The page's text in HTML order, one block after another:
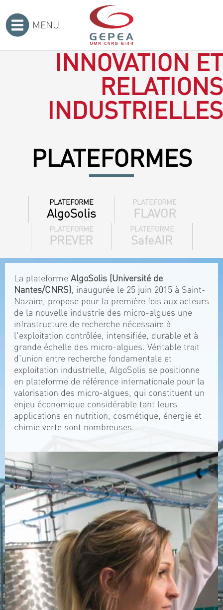
MENU
INNOVATION ET
RELATIONS
INDUSTRIELLES
PLATEFORMES
PLATEFORME
AlgoSolis
PLATEFORME
FLAVOR
PLATEFORME
PREVER
PLATEFORME
SafeAIR
La plateforme AlgoSolis (Université de
Nantes/CNRS), inaugurée le 25 juin 2015 à Saint-
Nazaire, propose pour la première fois aux acteurs
de la nouvelle industrie des micro-algues une
infrastructure de recherche nécessaire à
l'exploitation contrôlée, intensifiée, durable et à
grande échelle des micro-algues. Véritable trait
d'union entre recherche fondamentale et
exploitation industrielle, AlgoSolis se positionne
en plateforme de référence internationale pour la
valorisation des micro-algues, qui constituent un
enjeu économique considérable tant leurs
applications en nutrition, cosmétique, énergie et
chimie verte sont nombreuses.